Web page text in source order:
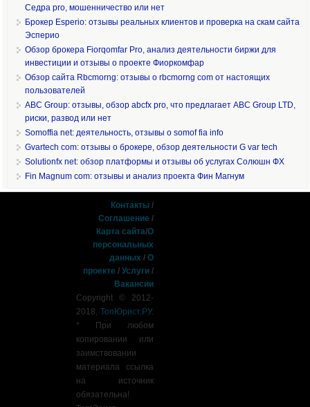
Седра pro, мошенничество или нет
Брокер Esperio: отзывы реальных клиентов и проверка на скам сайта
Эсперио
Обзор брокера Fiorqomfar Pro, анализ деятельности биржи для
инвестиции и отзывы о проекте Фиоркомфар
Обзор сайта Rbcmorng: отзывы о rbcmorng com от настоящих
пользователей
ABC Group: отзывы, обзор abcfx pro, что предлагает ABC Group LTD,
риски, развод или нет
Somoffia net: деятельность, отзывы о somof fia info
Gvartech com: отзывы о брокере, обзор деятельности G var tech
Solutionfx net: обзор платформы и отзывы об услугах Солюшн ФХ
Fin Magnum com: отзывы и анализ проекта Фин Магнум
Контакты /
Соглашение /
Карта сайта/О
персональных
данных /О
проекте /Услуги /
Вакансии
Copyright © 2012-
2018,ТопЮрист.РУ.
* При любом
копировании или
заимствовании
материала ссылка
на источник
обязательна!